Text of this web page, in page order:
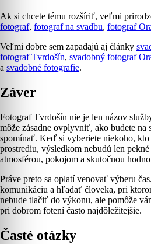
Ak si chcete tému rozšíriť, veľmi
fotograf, fotograf na svadbu, fotograf
Veľmi dobre sem zapadajú aj články
fotograf Tvrdošín, svadobný fotograf
a svadobné fotografie.
Záver
Fotograf Tvrdošín nie je len názov
môže zásadne ovplyvniť, ako budete na
spomínať. Keď si vyberiete niekoho,
prostrediu, výsledkom nebudú len
atmosférou, pokojom a skutočnou
Práve preto sa oplatí venovať výberu
komunikáciu a hľadať človeka, pri
nebude tlačiť do výkonu, ale pomôže
pri dobrom fotení často najdôležitejšie.
Časté otázky